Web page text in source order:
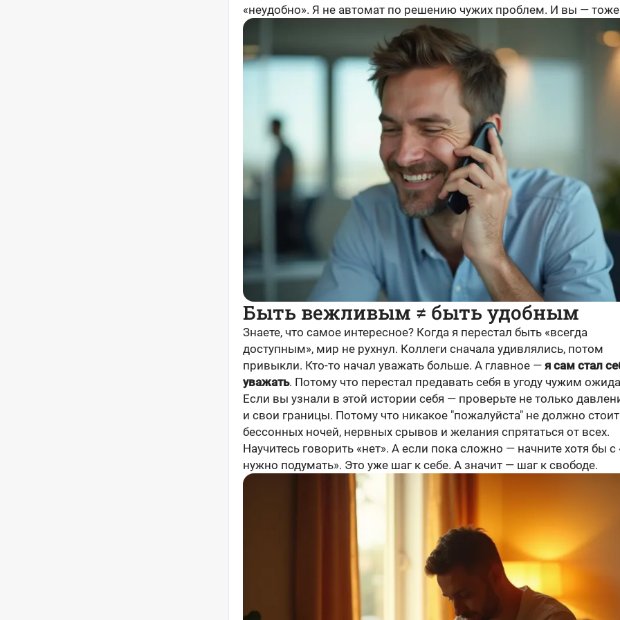
«неудобно». Я не автомат по решению чужих проблем. И вы —
Быть вежливым ≠ быть удобным
Знаете, что самое интересное? Когда я перестал быть «всегда
доступным», мир не рухнул. Коллеги сначала удивлялись, потом
привыкли. Кто-то начал уважать больше. А главное — я сам стал
уважать. Потому что перестал предавать себя в угоду чужим
Если вы узнали в этой истории себя — проверьте не только
и свои границы. Потому что никакое "пожалуйста" не должно
бессонных ночей, нервных срывов и желания спрятаться от всех.
Научитесь говорить «нет». А если пока сложно — начните хотя бы
нужно подумать». Это уже шаг к себе. А значит — шаг к свободе.